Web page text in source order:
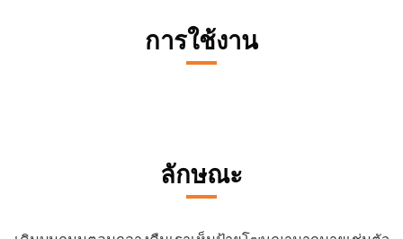
การใช้งาน
ลักษณะ